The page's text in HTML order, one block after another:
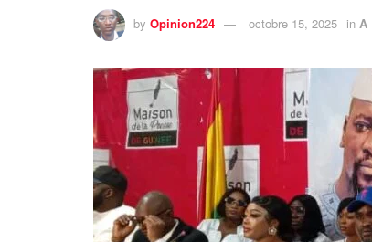
by Opinion224 octobre 15, 2025 in A